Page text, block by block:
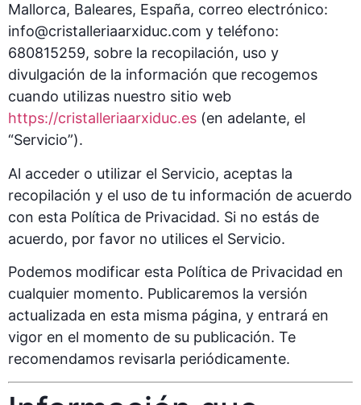
Mallorca, Baleares, España, correo electrónico:
info@cristalleriaarxiduc.com y teléfono:
680815259, sobre la recopilación, uso y
divulgación de la información que recogemos
cuando utilizas nuestro sitio web
https://cristalleriaarxiduc.es (en adelante, el
“Servicio”).
Al acceder o utilizar el Servicio, aceptas la
recopilación y el uso de tu información de acuerdo
con esta Política de Privacidad. Si no estás de
acuerdo, por favor no utilices el Servicio.
Podemos modificar esta Política de Privacidad en
cualquier momento. Publicaremos la versión
actualizada en esta misma página, y entrará en
vigor en el momento de su publicación. Te
recomendamos revisarla periódicamente.